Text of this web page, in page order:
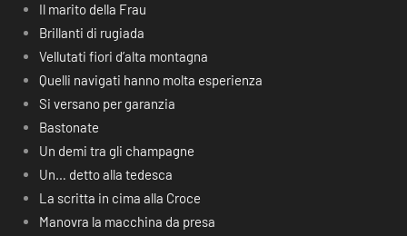
Il marito della Frau
Brillanti di rugiada
Vellutati fiori d’alta montagna
Quelli navigati hanno molta esperienza
Si versano per garanzia
Bastonate
Un demi tra gli champagne
Un… detto alla tedesca
La scritta in cima alla Croce
Manovra la macchina da presa